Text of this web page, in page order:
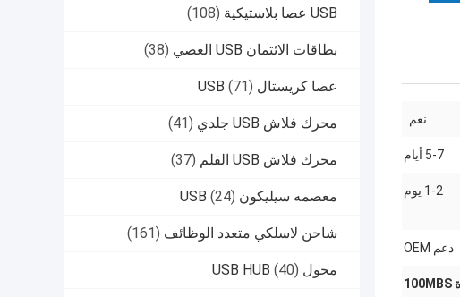
USB عصا بلاستيكية (108)
بطاقات الائتمان USB العصي (38)
عصا كريستال USB (71)
محرك فلاش USB جلدي (41)
محرك فلاش USB القلم (37)
معصمه سيليكون USB (24)
شاحن لاسلكي متعدد الوظائف (161)
محول USB HUB (40)
نعم..
5-7 أيام
1-2 يوم
دعم OEM